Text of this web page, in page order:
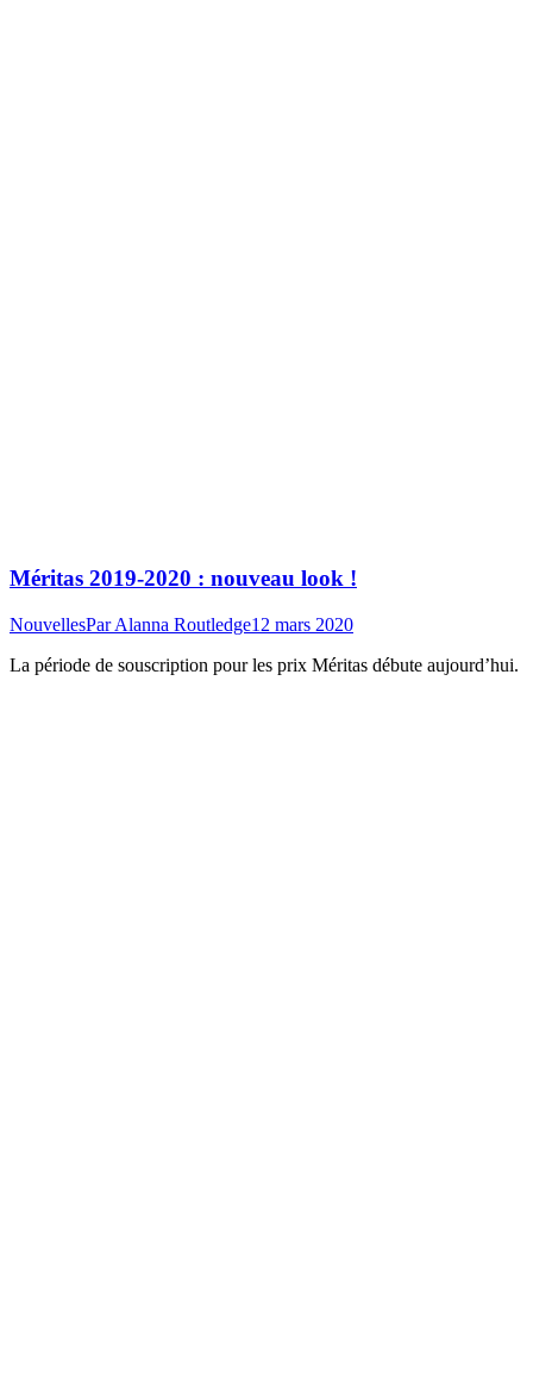
Méritas 2019-2020 : nouveau look !
NouvellesParAlanna Routledge12 mars 2020
La période de souscription pour les prix Méritas débute aujourd’hui.